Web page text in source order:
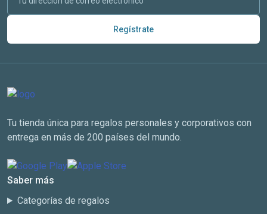
Regístrate
Tu tienda única para regalos personales y corporativos con
entrega en más de 200 países del mundo.
Saber más
Categorías de regalos